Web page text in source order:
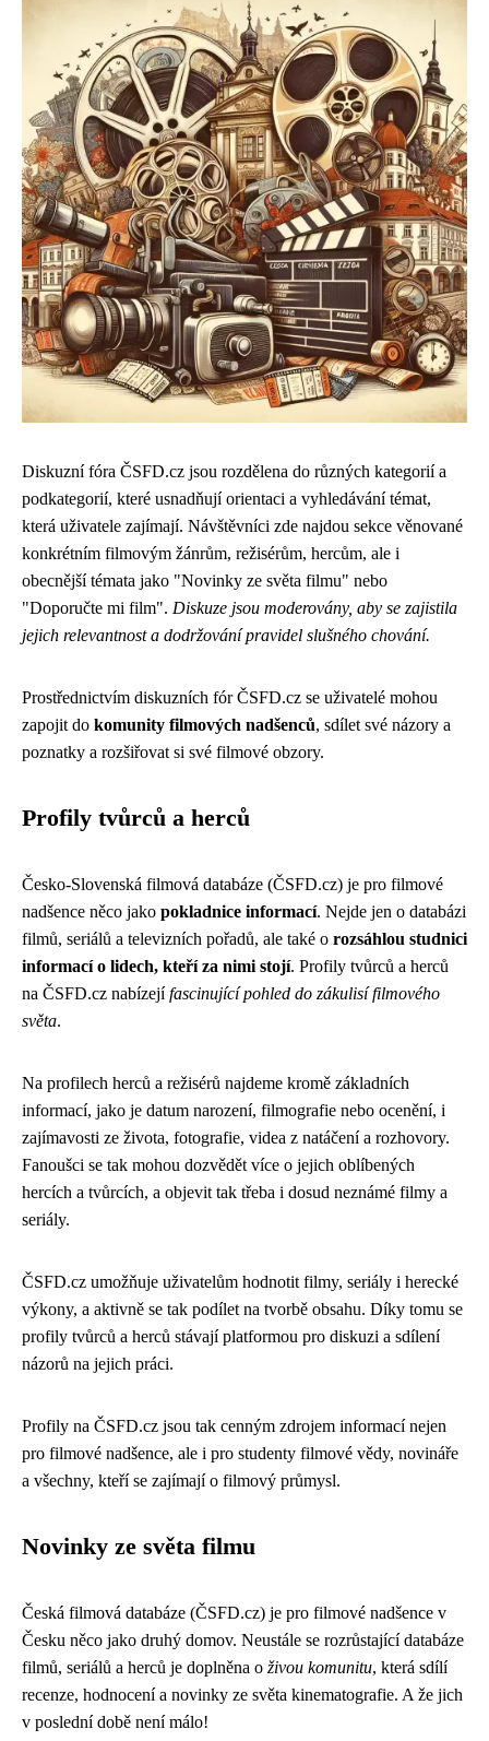
Diskuzní fóra ČSFD.cz jsou rozdělena do různých kategorií a
podkategorií, které usnadňují orientaci a vyhledávání témat,
která uživatele zajímají. Návštěvníci zde najdou sekce věnované
konkrétním filmovým žánrům, režisérům, hercům, ale i
obecnější témata jako "Novinky ze světa filmu" nebo
"Doporučte mi film". Diskuze jsou moderovány, aby se zajistila
jejich relevantnost a dodržování pravidel slušného chování.
Prostřednictvím diskuzních fór ČSFD.cz se uživatelé mohou
zapojit do komunity filmových nadšenců, sdílet své názory a
poznatky a rozšiřovat si své filmové obzory.
Profily tvůrců a herců
Česko-Slovenská filmová databáze (ČSFD.cz) je pro filmové
nadšence něco jako pokladnice informací. Nejde jen o databázi
filmů, seriálů a televizních pořadů, ale také o rozsáhlou studnici
informací o lidech, kteří za nimi stojí. Profily tvůrců a herců
na ČSFD.cz nabízejífascinující pohled do zákulisí filmového
světa.
Na profilech herců a režisérů najdeme kromě základních
informací, jako je datum narození, filmografie nebo ocenění, i
zajímavosti ze života, fotografie, videa z natáčení a rozhovory.
Fanoušci se tak mohou dozvědět více o jejich oblíbených
hercích a tvůrcích, a objevit tak třeba i dosud neznámé filmy a
seriály.
ČSFD.cz umožňuje uživatelům hodnotit filmy, seriály i herecké
výkony, a aktivně se tak podílet na tvorbě obsahu. Díky tomu se
profily tvůrců a herců stávají platformou pro diskuzi a sdílení
názorů na jejich práci.
Profily na ČSFD.cz jsou tak cenným zdrojem informací nejen
pro filmové nadšence, ale i pro studenty filmové vědy, novináře
a všechny, kteří se zajímají o filmový průmysl.
Novinky ze světa filmu
Česká filmová databáze (ČSFD.cz) je pro filmové nadšence v
Česku něco jako druhý domov. Neustále se rozrůstající databáze
filmů, seriálů a herců je doplněna o živou komunitu, která sdílí
recenze, hodnocení a novinky ze světa kinematografie. A že jich
v poslední době není málo!